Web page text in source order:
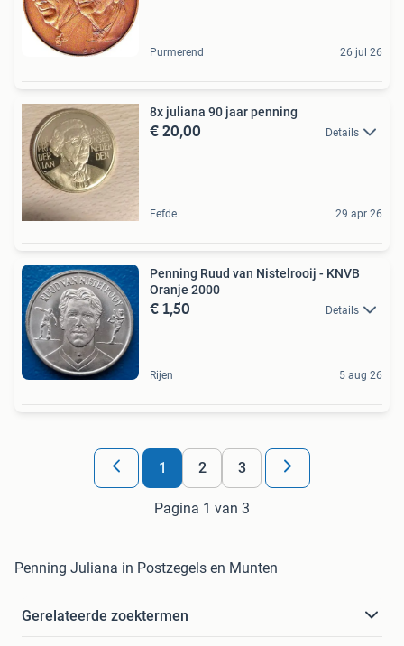
Purmerend 26 jul 26
8x juliana 90 jaar penning
€ 20,00 Details
Eefde 29 apr 26
Penning Ruud van Nistelrooij - KNVB
Oranje 2000
€ 1,50 Details
Rijen 5 aug 26
1 2 3
Pagina 1 van 3
Penning Juliana in Postzegels en Munten
Gerelateerde zoektermen